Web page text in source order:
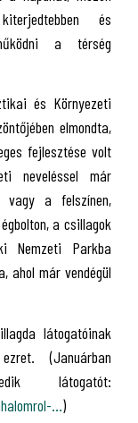
és
a térség
és Környezeti
elmondta,
fejlesztése volt
neveléssel már
a felszínen,
a csillagok
Parkba
ahol már vendégül
látogatóinak
(Januárban
látogatót:
...)